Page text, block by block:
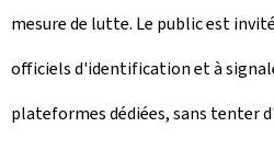
mesure de lutte. Le public est
officiels d'identification et à
plateformes dédiées, sans tenter